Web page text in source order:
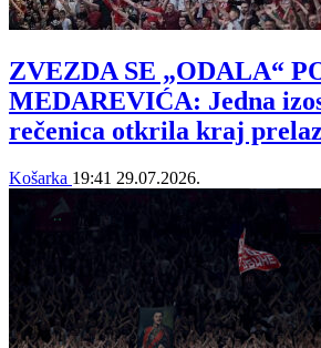
ZVEZDA SE „ODALA“
MEDAREVIĆA: Jedna
rečenica otkrila kraj
Košarka 19:41 29.07.2026.